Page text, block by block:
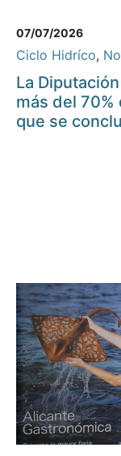
07/07/2026
Ciclo Hidríco,
La
más del 70%
que se